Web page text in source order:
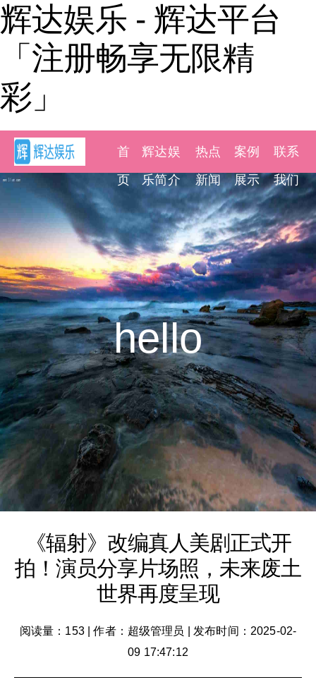
辉达娱乐 - 辉达平台
「注册畅享无限精
彩」
首
页
辉达娱
乐简介
热点
新闻
案例
展示
联系
我们
hello
《辐射》改编真人美剧正式开
拍！演员分享片场照，未来废土
世界再度呈现
阅读量：153|作者：超级管理员
发布时间：2025-02-
09 17:47:12